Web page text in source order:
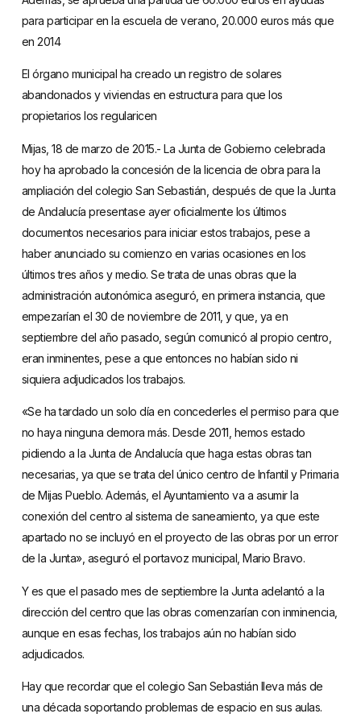
para participar en la escuela de verano, 20.000 euros más que
en 2014
El órgano municipal ha creado un registro de solares
abandonados y viviendas en estructura para que los
propietarios los regularicen
Mijas, 18 de marzo de 2015.- La Junta de Gobierno celebrada
hoy ha aprobado la concesión de la licencia de obra para la
ampliación del colegio San Sebastián, después de que la Junta
de Andalucía presentase ayer oficialmente los últimos
documentos necesarios para iniciar estos trabajos, pese a
haber anunciado su comienzo en varias ocasiones en los
últimos tres años y medio. Se trata de unas obras que la
administración autonómica aseguró, en primera instancia, que
empezarían el 30 de noviembre de 2011, y que, ya en
septiembre del año pasado, según comunicó al propio centro,
eran inminentes, pese a que entonces no habían sido ni
siquiera adjudicados los trabajos.
«Se ha tardado un solo día en concederles el permiso para que
no haya ninguna demora más. Desde 2011, hemos estado
pidiendo a la Junta de Andalucía que haga estas obras tan
necesarias, ya que se trata del único centro de Infantil y Primaria
de Mijas Pueblo. Además, el Ayuntamiento va a asumir la
conexión del centro al sistema de saneamiento, ya que este
apartado no se incluyó en el proyecto de las obras por un error
de la Junta», aseguró el portavoz municipal, Mario Bravo.
Y es que el pasado mes de septiembre la Junta adelantó a la
dirección del centro que las obras comenzarían con inminencia,
aunque en esas fechas, los trabajos aún no habían sido
adjudicados.
Hay que recordar que el colegio San Sebastián lleva más de
una década soportando problemas de espacio en sus aulas.